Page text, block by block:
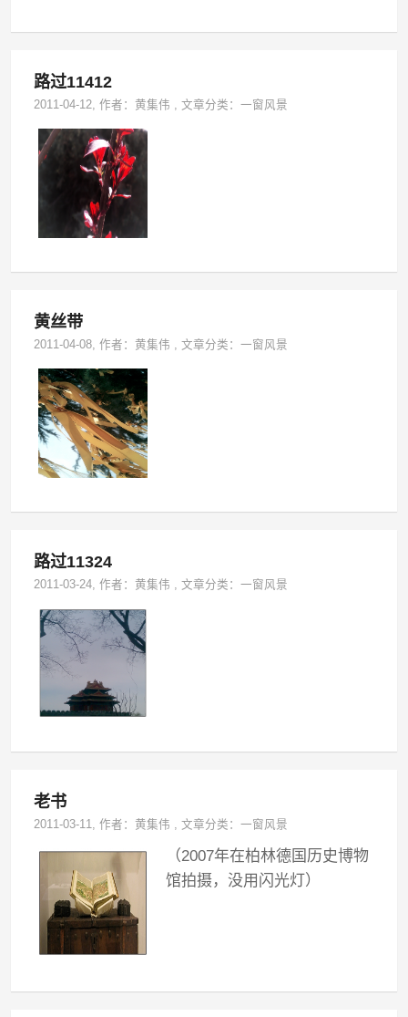
路过11412
2011-04-12, 作者：黄集伟 ,文章分类：一窗风景
黄丝带
2011-04-08, 作者：黄集伟 ,文章分类：一窗风景
路过11324
2011-03-24, 作者：黄集伟 ,文章分类：一窗风景
老书
2011-03-11, 作者：黄集伟 ,文章分类：一窗风景
（2007年在柏林德国历史博物
馆拍摄，没用闪光灯）